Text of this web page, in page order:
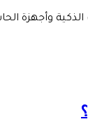
الذكية وأجهزة